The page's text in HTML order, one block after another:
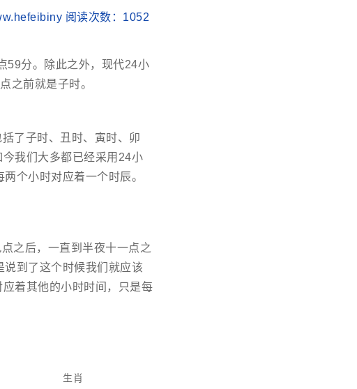
阅读次数： 1052
59分。除此之外，现代24小
之前就是子时。
了子时、丑时、寅时、卯
我们大多都已经采用24小
个小时对应着一个时辰。
之后，一直到半夜十一点之
到了这个时候我们就应该
着其他的小时时间，只是每
生肖